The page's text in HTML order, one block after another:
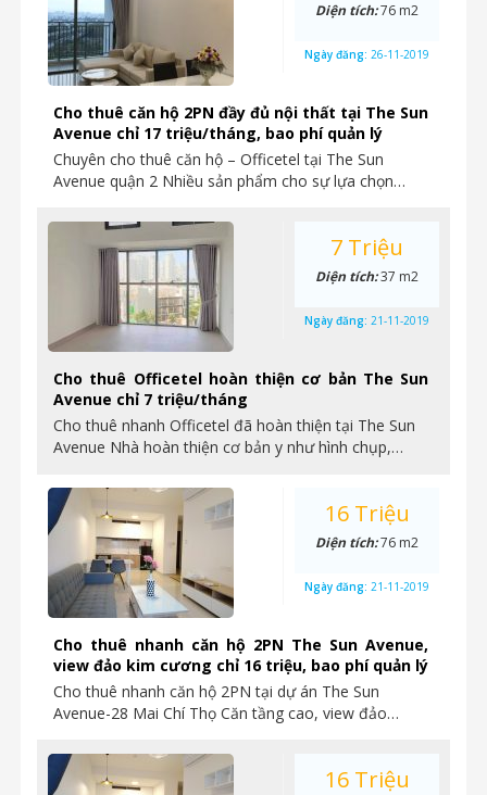
Cho thuê căn hộ 2PN đầy đủ nội thất tại The Sun
Avenue chỉ 17 triệu/tháng, bao phí quản lý
Chuyên cho thuê căn hộ – Officetel tại The Sun
Avenue quận 2 Nhiều sản phẩm cho sự lựa chọn…
Diện tích:76 m2
Ngày đăng: 26-11-2019
Cho thuê Officetel hoàn thiện cơ bản The Sun
Avenue chỉ 7 triệu/tháng
Cho thuê nhanh Officetel đã hoàn thiện tại The Sun
Avenue Nhà hoàn thiện cơ bản y như hình chụp,…
7 Triệu
Diện tích:37 m2
Ngày đăng: 21-11-2019
Cho thuê nhanh căn hộ 2PN The Sun Avenue,
view đảo kim cương chỉ 16 triệu, bao phí quản lý
Cho thuê nhanh căn hộ 2PN tại dự án The Sun
Avenue-28 Mai Chí Thọ Căn tầng cao, view đảo…
16 Triệu
Diện tích:76 m2
Ngày đăng: 21-11-2019
16 Triệu